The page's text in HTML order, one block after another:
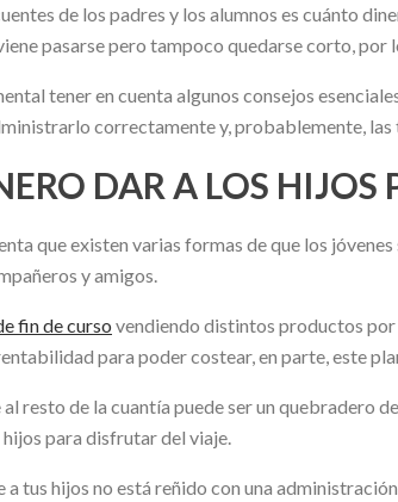
de los padres y los alumnos es cuánto
pasarse pero tampoco quedarse corto, por
tener en cuenta algunos consejos
correctamente y, probablemente,
DAR A LOS HIJOS
que existen varias formas de que los
y amigos.
fin de curso vendiendo distintos productos por
para poder costear, en parte, este
resto de la cuantía puede ser un quebradero
para disfrutar del viaje.
tus hijos no está reñido con una